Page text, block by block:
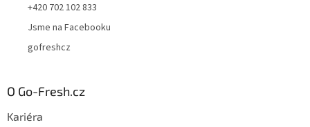
+420 702 102 833
Jsme na Facebooku
gofreshcz
O Go-Fresh.cz
Kariéra